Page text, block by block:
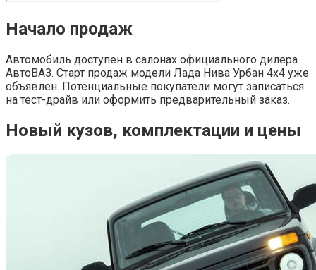
Начало продаж
Автомобиль доступен в салонах официального дилера
АвтоВАЗ. Старт продаж модели Лада Нива Урбан 4х4 уже
объявлен. Потенциальные покупатели могут записаться
на тест-драйв или оформить предварительный заказ.
Новый кузов, комплектации и цены